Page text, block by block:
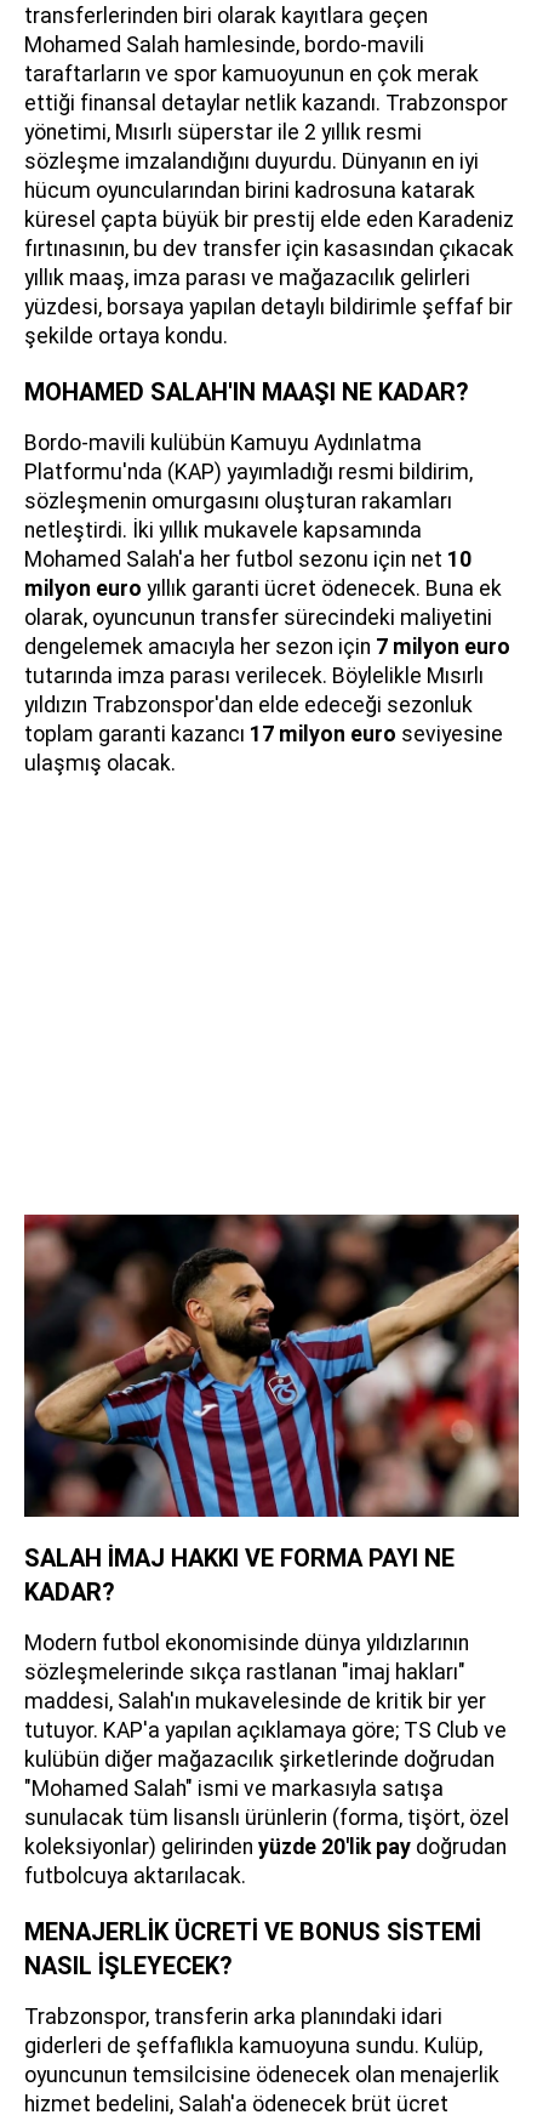
transferlerinden biri olarak kayıtlara geçen
Mohamed Salah hamlesinde, bordo-mavili
taraftarların ve spor kamuoyunun en çok merak
ettiği finansal detaylar netlik kazandı. Trabzonspor
yönetimi, Mısırlı süperstar ile 2 yıllık resmi
sözleşme imzalandığını duyurdu. Dünyanın en iyi
hücum oyuncularından birini kadrosuna katarak
küresel çapta büyük bir prestij elde eden Karadeniz
fırtınasının, bu dev transfer için kasasından çıkacak
yıllık maaş, imza parası ve mağazacılık gelirleri
yüzdesi, borsaya yapılan detaylı bildirimle şeffaf bir
şekilde ortaya kondu.
MOHAMED SALAH'IN MAAŞI NE KADAR?
Bordo-mavili kulübün Kamuyu Aydınlatma
Platformu'nda (KAP) yayımladığı resmi bildirim,
sözleşmenin omurgasını oluşturan rakamları
netleştirdi. İki yıllık mukavele kapsamında
Mohamed Salah'a her futbol sezonu için net 10
milyon euro yıllık garanti ücret ödenecek. Buna ek
olarak, oyuncunun transfer sürecindeki maliyetini
dengelemek amacıyla her sezon için 7 milyon euro
tutarında imza parası verilecek. Böylelikle Mısırlı
yıldızın Trabzonspor'dan elde edeceği sezonluk
toplam garanti kazancı 17 milyon euro seviyesine
ulaşmış olacak.
SALAH İMAJ HAKKI VE FORMA PAYI NE
KADAR?
Modern futbol ekonomisinde dünya yıldızlarının
sözleşmelerinde sıkça rastlanan "imaj hakları"
maddesi, Salah'ın mukavelesinde de kritik bir yer
tutuyor. KAP'a yapılan açıklamaya göre; TS Club ve
kulübün diğer mağazacılık şirketlerinde doğrudan
"Mohamed Salah" ismi ve markasıyla satışa
sunulacak tüm lisanslı ürünlerin (forma, tişört, özel
koleksiyonlar) gelirinden yüzde 20'lik pay doğrudan
futbolcuya aktarılacak.
MENAJERLİK ÜCRETİ VE BONUS SİSTEMİ
NASIL İŞLEYECEK?
Trabzonspor, transferin arka planındaki idari
giderleri de şeffaflıkla kamuoyuna sundu. Kulüp,
oyuncunun temsilcisine ödenecek olan menajerlik
hizmet bedelini, Salah'a ödenecek brüt ücret